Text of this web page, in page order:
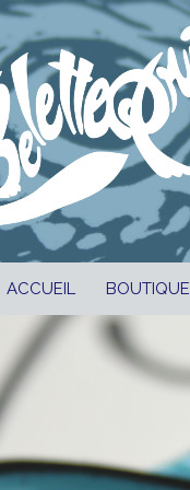
ACCUEIL BOUTIQUE